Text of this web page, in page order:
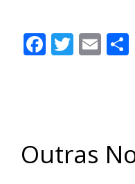
Facebook
Twitter
Outras